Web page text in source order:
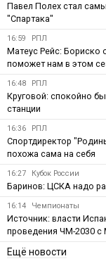
Павел Полех стал
"Спартака"
16:59 РПЛ
Матеус Рейс: Бориско
поможет нам в этом
16:48 РПЛ
Круговой: спокойно
станции
16:36 РПЛ
Спортдиректор
похожа сама на себя
16:27 Кубок России
Баринов: ЦСКА надо
16:14 Чемпионаты
Источник: власти
проведения ЧМ-2030 с
Ещё новости